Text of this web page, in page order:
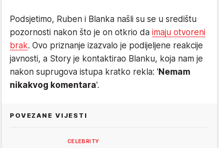
Podsjetimo, Ruben i Blanka našli su se u središtu
pozornosti nakon što je on otkrio da imaju otvoreni
brak. Ovo priznanje izazvalo je podijeljene reakcije
javnosti, a Story je kontaktirao Blanku, koja nam je
nakon suprugova istupa kratko rekla: 'Nemam
nikakvog komentara'.
POVEZANE VIJESTI
CELEBRITY